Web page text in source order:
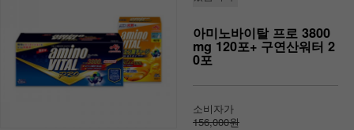
아미노바이탈 프로 3800
mg 120포+ 구연산워터 2
0포
소비자가
156,000원